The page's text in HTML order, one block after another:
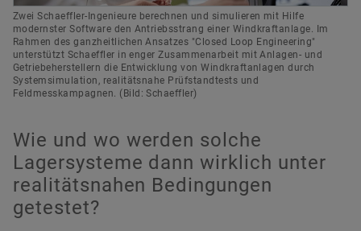
Zwei Schaeffler-Ingenieure berechnen und simulieren mit Hilfe
modernster Software den Antriebsstrang einer Windkraftanlage. Im
Rahmen des ganzheitlichen Ansatzes "Closed Loop Engineering"
unterstützt Schaeffler in enger Zusammenarbeit mit Anlagen- und
Getriebeherstellern die Entwicklung von Windkraftanlagen durch
Systemsimulation, realitätsnahe Prüfstandtests und
Feldmesskampagnen. (Bild: Schaeffler)
Wie und wo werden solche
Lagersysteme dann wirklich unter
realitätsnahen Bedingungen
getestet?